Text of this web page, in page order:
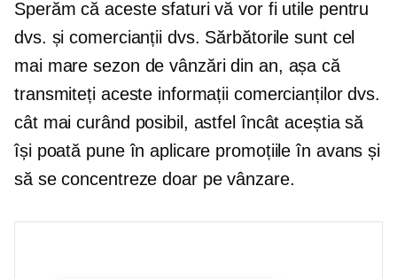
Sperăm că aceste sfaturi vă vor fi utile pentru
dvs. și comercianții dvs. Sărbătorile sunt cel
mai mare sezon de vânzări din an, așa că
transmiteți aceste informații comercianților dvs.
cât mai curând posibil, astfel încât aceștia să
își poată pune în aplicare promoțiile în avans și
să se concentreze doar pe vânzare.